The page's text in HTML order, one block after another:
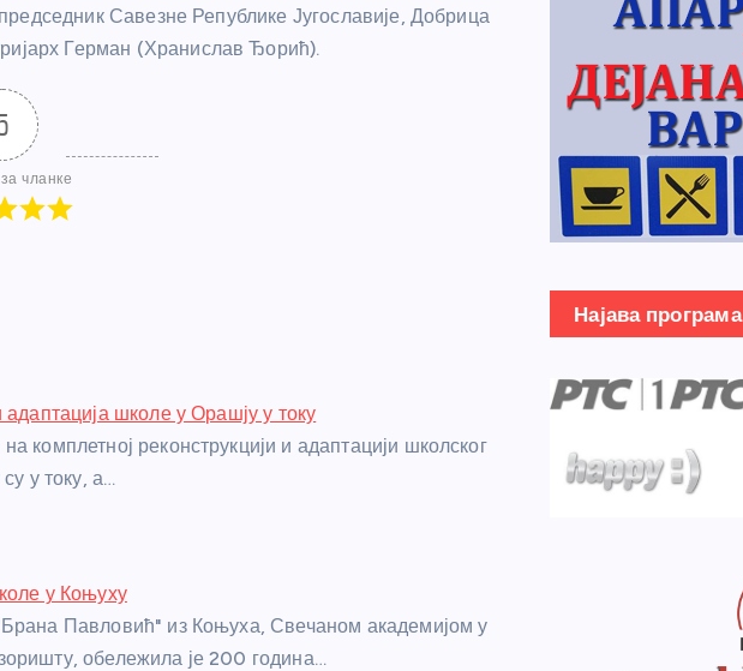
Савезне Републике Југославије, Добрица
Герман (Хранислав Ђорић).
чланке
адаптација школе у Орашју у току
комплетној реконструкцији и адаптацији школског
у току, а…
у Коњуху
Павловић" из Коњуха, Свечаном академијом у
обележила је 200 година…
Најава програма